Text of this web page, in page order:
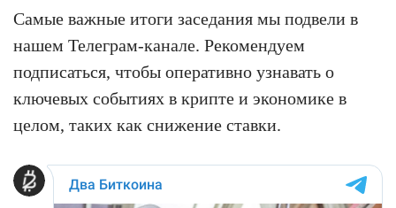
Самые важные итоги заседания мы подвели в
нашем Телеграм-канале. Рекомендуем
подписаться, чтобы оперативно узнавать о
ключевых событиях в крипте и экономике в
целом, таких как снижение ставки.